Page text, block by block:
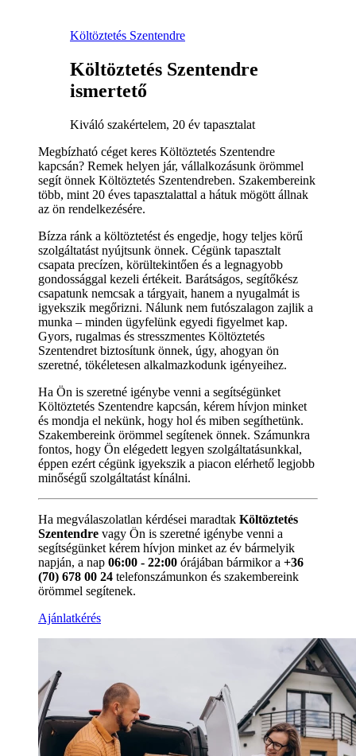
Költöztetés Szentendre
Költöztetés Szentendre
ismertető
Kiváló szakértelem, 20 év tapasztalat
Megbízható céget keres Költöztetés Szentendre
kapcsán? Remek helyen jár, vállalkozásunk örömmel
segít önnek Költöztetés Szentendreben. Szakembereink
több, mint 20 éves tapasztalattal a hátuk mögött állnak
az ön rendelkezésére.
Bízza ránk a költöztetést és engedje, hogy teljes körű
szolgáltatást nyújtsunk önnek. Cégünk tapasztalt
csapata precízen, körültekintően és a legnagyobb
gondossággal kezeli értékeit. Barátságos, segítőkész
csapatunk nemcsak a tárgyait, hanem a nyugalmát is
igyekszik megőrizni. Nálunk nem futószalagon zajlik a
munka – minden ügyfelünk egyedi figyelmet kap.
Gyors, rugalmas és stresszmentes Költöztetés
Szentendret biztosítunk önnek, úgy, ahogyan ön
szeretné, tökéletesen alkalmazkodunk igényeihez.
Ha Ön is szeretné igénybe venni a segítségünket
Költöztetés Szentendre kapcsán, kérem hívjon minket
és mondja el nekünk, hogy hol és miben segíthetünk.
Szakembereink örömmel segítenek önnek. Számunkra
fontos, hogy Ön elégedett legyen szolgáltatásunkkal,
éppen ezért cégünk igyekszik a piacon elérhető legjobb
minőségű szolgáltatást kínálni.
Ha megválaszolatlan kérdései maradtak Költöztetés
Szentendre vagy Ön is szeretné igénybe venni a
segítségünket kérem hívjon minket az év bármelyik
napján, a nap 06:00 - 22:00 órájában bármikor a +36
(70) 678 00 24 telefonszámunkon és szakembereink
örömmel segítenek.
Ajánlatkérés